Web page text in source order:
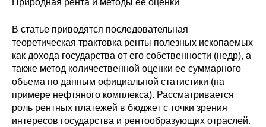
Отрасли и регионы
Inforum
Ученый совет
Природная рента и методы ее оценки
В статье приводятся последовательная
теоретическая трактовка ренты полезных ископаемых
как дохода государства от его собственности (недр), а
также метод количественной оценки ее суммарного
объема по данным официальной статистики (на
примере нефтяного комплекса). Рассматривается
роль рентных платежей в бюджет с точки зрения
интересов государства и рентообразующих отраслей.